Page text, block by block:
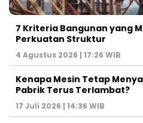
7 Kriteria Bangunan yang
Perkuatan Struktur
4 Agustus 2026 | 17:26 WIB
Kenapa Mesin Tetap
Pabrik Terus Terlambat?
17 Juli 2026 | 14:36 WIB